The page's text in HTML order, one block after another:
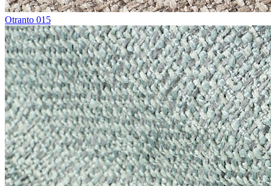
Otranto 015